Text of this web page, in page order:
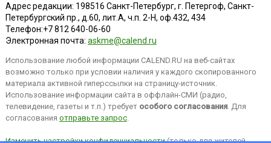
Адрес редакции: 198516 Санкт-Петербург, г. Петергоф, Санкт-
Петербургский пр., д.60, лит.А, ч.п. 2-Н, оф.432, 434
Телефон:+7 812 640-06-60
Электронная почта: askme@calend.ru
Использование любой информации CALEND.RU на веб-сайтах
возможно только при условии наличия у каждого скопированного
материала активной гиперссылки на страницу-источник.
Использование информации сайта в оффлайн-СМИ (радио,
телевидение, газеты и т.п.) требует особого согласования. Для
согласования отправьте запрос.
Изменить настройки конфиденциальности(только для жителей